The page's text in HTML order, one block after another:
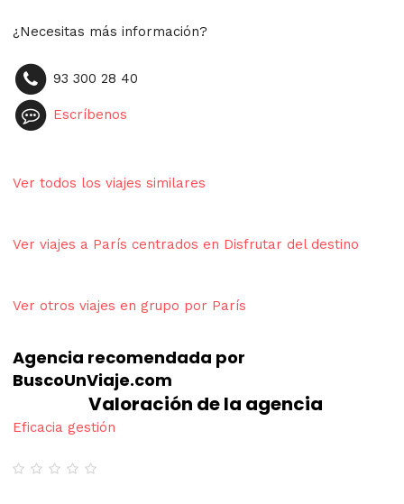
¿Necesitas más información?
93 300 28 40
Escríbenos
Ver todos los viajes similares
Ver viajes a París centrados en Disfrutar del destino
Ver otros viajes en grupo por París
Agencia recomendada por
BuscoUnViaje.com
Valoración de la agencia
Eficacia gestión